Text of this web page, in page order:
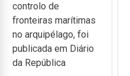
controlo de
fronteiras marítimas
no arquipélago, foi
publicada em Diário
da República